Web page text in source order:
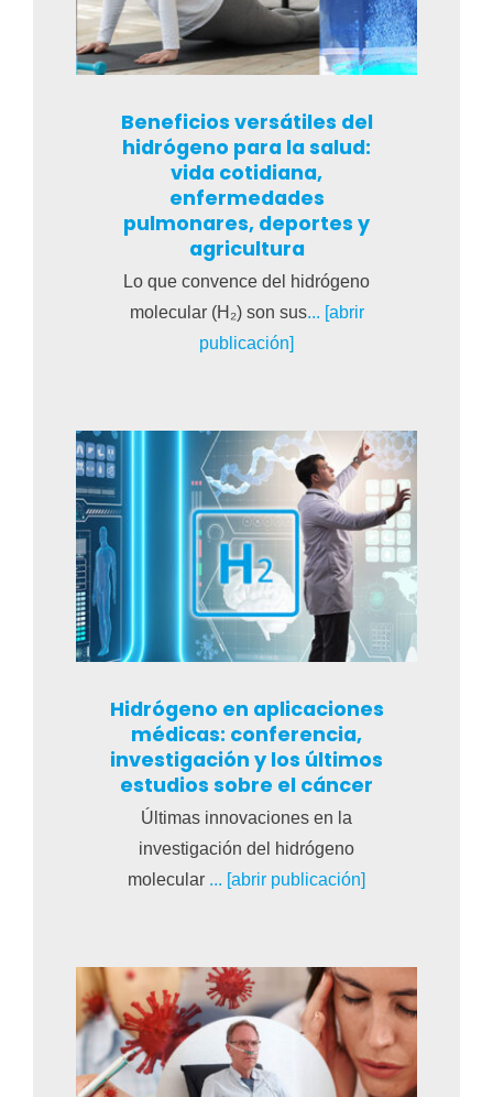
Beneficios versátiles del
hidrógeno para la salud:
vida cotidiana,
enfermedades
pulmonares, deportes y
agricultura
Lo que convence del hidrógeno
molecular (H₂) son sus... [abrir
publicación]
Hidrógeno en aplicaciones
médicas: conferencia,
investigación y los últimos
estudios sobre el cáncer
Últimas innovaciones en la
investigación del hidrógeno
molecular ... [abrir publicación]